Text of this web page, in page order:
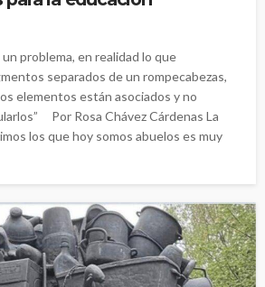
problema, en realidad lo que
separados de un rompecabezas,
elementos están asociados y no
Por Rosa Chávez Cárdenas La
los que hoy somos abuelos es muy